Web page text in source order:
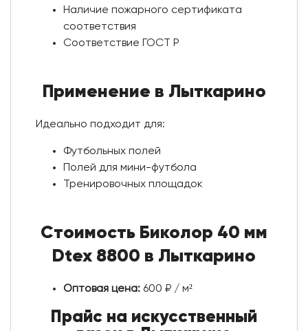
Наличие пожарного сертификата
соответствия
Соответствие ГОСТ Р
Применение в Лыткарино
Идеально подходит для:
Футбольных полей
Полей для мини-футбола
Тренировочных площадок
Стоимость Биколор 40 мм
Dtex 8800 в Лыткарино
Оптовая цена:600 ₽ / м²
Прайс на искусственный